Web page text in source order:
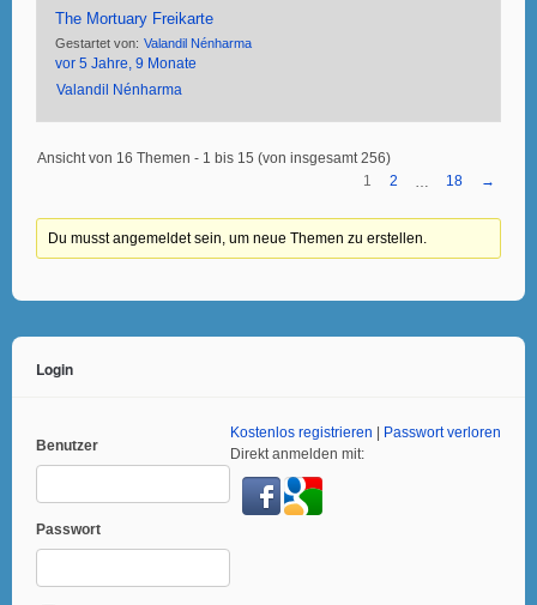
The Mortuary Freikarte
Gestartet von: Valandil Nénharma
vor 5 Jahre, 9 Monate
Valandil Nénharma
Ansicht von 16 Themen - 1 bis 15 (von insgesamt 256)
1
2 18 →
Du musst angemeldet sein, um neue Themen zu erstellen.
Login
Benutzer
Passwort
Kostenlos registrieren | Passwort verloren
Direkt anmelden mit: